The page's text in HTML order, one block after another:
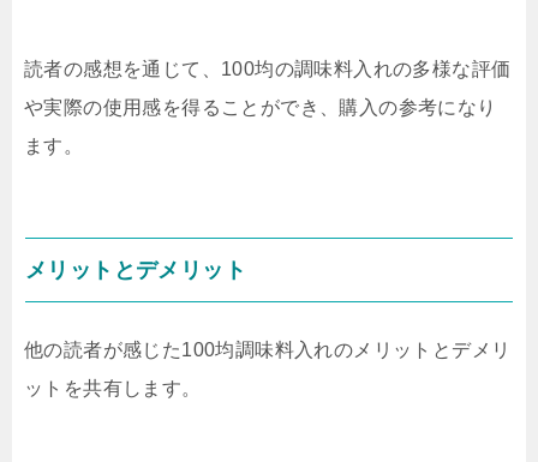
読者の感想を通じて、100均の調味料入れの多様な評価
や実際の使用感を得ることができ、購入の参考になり
ます。
メリットとデメリット
他の読者が感じた100均調味料入れのメリットとデメリ
ットを共有します。